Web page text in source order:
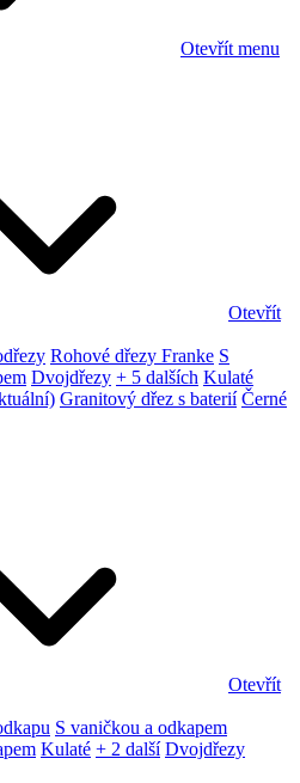
Otevřít menu
Otevřít
Rohové dřezy Franke S
Dvojdřezy + 5 dalších Kulaté
Granitový dřez s baterií Černé
Otevřít
S vaničkou a odkapem
Kulaté + 2 další Dvojdřezy